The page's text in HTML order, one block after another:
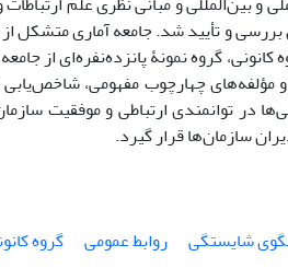
و تأیید شد. جامعه آماری متشکل
گروه نمونۀ پانزده‌نفره‌ای از
و مؤلفه‌های چهارچوب مفهومی،
در توانمندی ارتباطی و موفقیت
سازمان‌ها قرار گیرد.
شایستگی روابط عمومی
گروه